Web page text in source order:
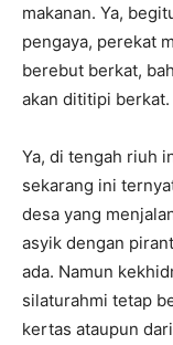
makanan. Ya,
pengaya, perekat
berebut berkat,
akan dititipi berkat.
Ya, di tengah riuh
sekarang ini
desa yang
asyik dengan
ada. Namun
silaturahmi tetap
kertas ataupun